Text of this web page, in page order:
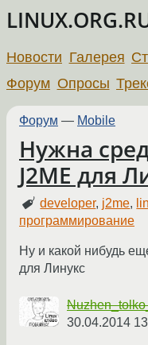
Новости Галерея
Форум Опросы
Форум — Mobile
Нужна
J2ME для
developer, j2me,
программирование
Ну и какой нибудь
для Линукс
30.04.2014